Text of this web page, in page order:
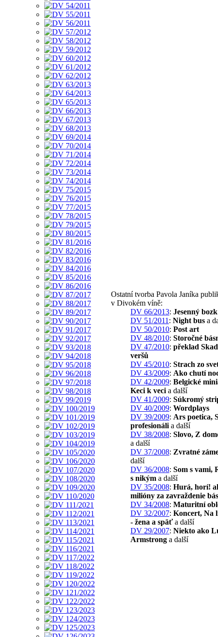
Ostatní tvorba Pavola Janíka
v Divokém víně:
DV 66/2013: Jesenný bozk
DV 51/2011 : Night bus a
DV 50/2010: Post art
DV 48/2010: Storočné
DV 47/2010: překlad
veršů
DV 45/2010: Strach zo
DV 43/2009: Ako chutí
DV 42/2009: Belgické
Keci k veci a další
DV 41/2009: Súkromý
DV 40/2009: Wordplays
DV 39/2009: Ars poetica,
profesionáli a další
DV 38/2008: Slovo, Z
a další
DV 37/2008: Zvratné
další
DV 36/2008: Som s vami,
s nikým a další
DV 35/2008: Hurá, horí!
milióny za zavraždenie
DV 34/2008: Maturitní
DV 32/2007: Koncert, Na
- žena a späťa další
DV 29/2007: Niekto ako
Armstrong a další